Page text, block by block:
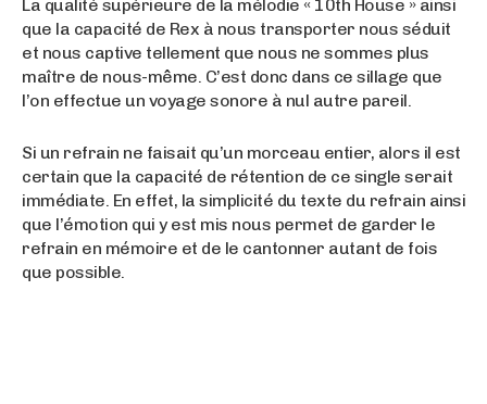
La qualité supérieure de la mélodie « 10th House » ainsi
que la capacité de Rex à nous transporter nous séduit
et nous captive tellement que nous ne sommes plus
maître de nous-même. C’est donc dans ce sillage que
l’on effectue un voyage sonore à nul autre pareil.
Si un refrain ne faisait qu’un morceau entier, alors il est
certain que la capacité de rétention de ce single serait
immédiate. En effet, la simplicité du texte du refrain ainsi
que l’émotion qui y est mis nous permet de garder le
refrain en mémoire et de le cantonner autant de fois
que possible.